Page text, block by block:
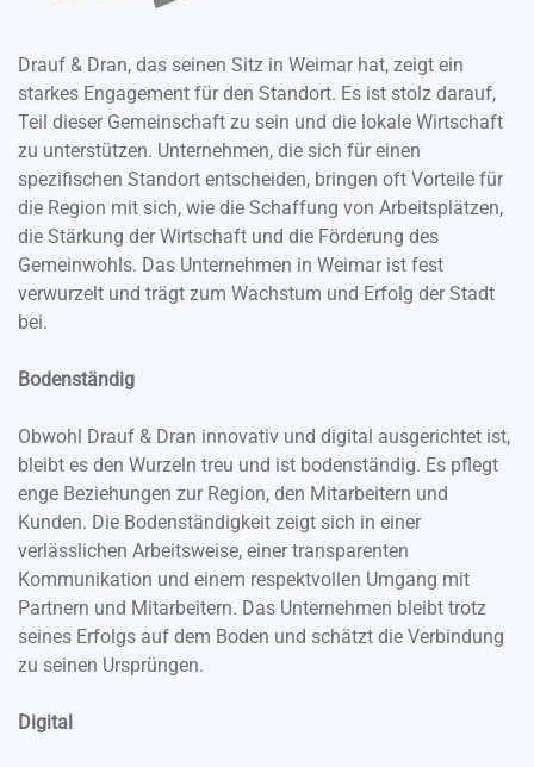
Drauf & Dran, das seinen Sitz in Weimar hat, zeigt ein
starkes Engagement für den Standort. Es ist stolz darauf,
Teil dieser Gemeinschaft zu sein und die lokale Wirtschaft
zu unterstützen. Unternehmen, die sich für einen
spezifischen Standort entscheiden, bringen oft Vorteile für
die Region mit sich, wie die Schaffung von Arbeitsplätzen,
die Stärkung der Wirtschaft und die Förderung des
Gemeinwohls. Das Unternehmen in Weimar ist fest
verwurzelt und trägt zum Wachstum und Erfolg der Stadt
bei.
Bodenständig
Obwohl Drauf & Dran innovativ und digital ausgerichtet ist,
bleibt es den Wurzeln treu und ist bodenständig. Es pflegt
enge Beziehungen zur Region, den Mitarbeitern und
Kunden. Die Bodenständigkeit zeigt sich in einer
verlässlichen Arbeitsweise, einer transparenten
Kommunikation und einem respektvollen Umgang mit
Partnern und Mitarbeitern. Das Unternehmen bleibt trotz
seines Erfolgs auf dem Boden und schätzt die Verbindung
zu seinen Ursprüngen.
Digital